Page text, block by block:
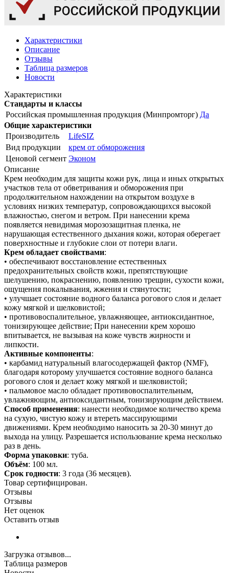
Характеристики
Описание
Отзывы
Таблица размеров
Новости
Характеристики
Стандарты и классы
Российская промышленная продукция (Минпромторг) Да
Общие характеристики
Производитель
LifeSIZ
Вид продукции
крем от обморожения
Ценовой сегмент Эконом
Описание
Крем необходим для защиты кожи рук, лица и иных открытых
участков тела от обветривания и обморожения при
продолжительном нахождении на открытом воздухе в
условиях низких температур, сопровождающихся высокой
влажностью, снегом и ветром. При нанесении крема
появляется невидимая морозозащитная пленка, не
нарушающая естественного дыхания кожи, которая оберегает
поверхностные и глубокие слои от потери влаги.
Крем обладает свойствами:
• обеспечивают восстановление естественных
предохранительных свойств кожи, препятствующие
шелушению, покраснению, появлению трещин, сухости кожи,
ощущения покалывания, жжения и стянутости;
• улучшает состояние водного баланса рогового слоя и делает
кожу мягкой и шелковистой;
• противовоспалительное, увлажняющее, антиоксидантное,
тонизирующее действие; При нанесении крем хорошо
впитывается, не вызывая на коже чувств жирности и
липкости.
Активные компоненты:
• карбамид натуральный влагосодержащей фактор (NMF),
благодаря которому улучшается состояние водного баланса
рогового слоя и делает кожу мягкой и шелковистой;
• пальмовое масло обладает противовоспалительным,
увлажняющим, антиоксидантным, тонизирующим действием.
Способ применения: нанести необходимое количество крема
на сухую, чистую кожу и втереть массирующими
движениями. Крем необходимо наносить за 20-30 минут до
выхода на улицу. Разрешается использование крема несколько
раз в день.
Форма упаковки: туба.
Объём: 100 мл.
Срок годности: 3 года (36 месяцев).
Товар сертифицирован.
Отзывы
Отзывы
Нет оценок
Оставить отзыв
Загрузка отзывов...
Таблица размеров